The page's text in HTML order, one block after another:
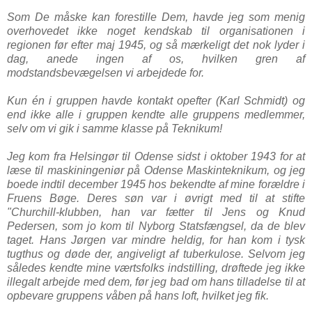
Som De måske kan forestille Dem, havde jeg som menig
overhovedet ikke noget kendskab til organisationen i
regionen før efter maj 1945, og så mærkeligt det nok lyder i
dag, anede ingen af os, hvilken gren af
modstandsbevægelsen vi arbejdede for.
Kun én i gruppen havde kontakt opefter (Karl Schmidt) og
end ikke alle i gruppen kendte alle gruppens medlemmer,
selv om vi gik i samme klasse på Teknikum!
Jeg kom fra Helsingør til Odense sidst i oktober 1943 for at
læse til maskiningeniør på Odense Maskinteknikum, og jeg
boede indtil december 1945 hos bekendte af mine forældre i
Fruens Bøge. Deres søn var i øvrigt med til at stifte
"Churchill-klubben, han var fætter til Jens og Knud
Pedersen, som jo kom til Nyborg Statsfængsel, da de blev
taget. Hans Jørgen var mindre heldig, for han kom i tysk
tugthus og døde der, angiveligt af tuberkulose. Selvom jeg
således kendte mine værtsfolks indstilling, drøftede jeg ikke
illegalt arbejde med dem, før jeg bad om hans tilladelse til at
opbevare gruppens våben på hans loft, hvilket jeg fik.